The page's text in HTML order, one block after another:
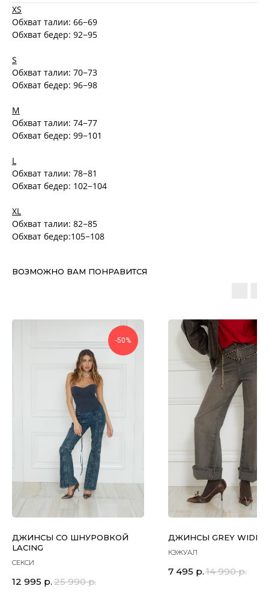
XS
Обхват талии: 66−69
Обхват бедер: 92−95
S
Обхват талии: 70−73
Обхват бедер: 96−98
M
Обхват талии: 74−77
Обхват бедер: 99−101
L
Обхват талии: 78−81
Обхват бедер: 102−104
XL
Обхват талии: 82−85
Обхват бедер:105−108
ВОЗМОЖНО ВАМ ПОНРАВИТСЯ
-50%
ДЖИНСЫ СО ШНУРОВКОЙ
LACING
СЕКСИ
12 995 р. 25 990 р.
ДЖИНСЫ GREY WIDE
КЭЖУАЛ
7 495 р. 14 990 р.